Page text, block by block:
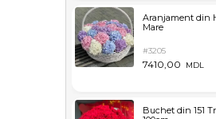
Aranjament din
Mare
#3205
7410,00 MDL
Buchet din 151